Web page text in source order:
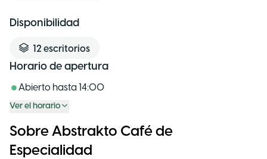
Disponibilidad
12 escritorios
Horario de apertura
Abierto hasta 14:00
Ver el horario
Sobre Abstrakto Café de
Especialidad